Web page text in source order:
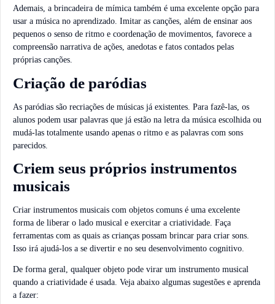
Ademais, a brincadeira de mímica também é uma excelente opção para
usar a música no aprendizado. Imitar as canções, além de ensinar aos
pequenos o senso de ritmo e coordenação de movimentos, favorece a
compreensão narrativa de ações, anedotas e fatos contados pelas
próprias canções.
Criação de paródias
As paródias são recriações de músicas já existentes. Para fazê-las, os
alunos podem usar palavras que já estão na letra da música escolhida ou
mudá-las totalmente usando apenas o ritmo e as palavras com sons
parecidos.
Criem seus próprios instrumentos
musicais
Criar instrumentos musicais com objetos comuns é uma excelente
forma de liberar o lado musical e exercitar a criatividade. Faça
ferramentas com as quais as crianças possam brincar para criar sons.
Isso irá ajudá-los a se divertir e no seu desenvolvimento cognitivo.
De forma geral, qualquer objeto pode virar um instrumento musical
quando a criatividade é usada. Veja abaixo algumas sugestões e aprenda
a fazer: